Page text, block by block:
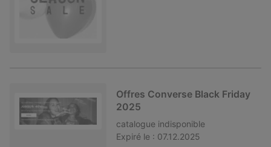
Offres Converse Black Friday
2025
catalogue indisponible
Expiré le : 07.12.2025